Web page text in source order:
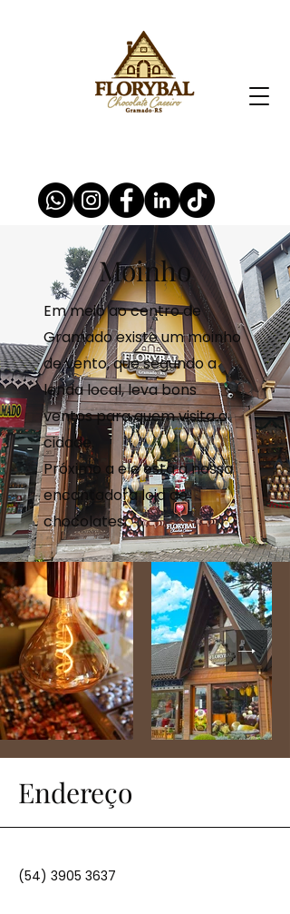
Moinho
Em meio ao centro de
Gramado existe um moinho
de vento, que segundo a
lenda local, leva bons
ventos para quem visita a
cidade.
Próximo a ele está a nossa
encantadora loja de
chocolates.
Endereço
(54) 3905 3637